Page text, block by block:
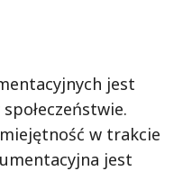
jest
w trakcie
jest